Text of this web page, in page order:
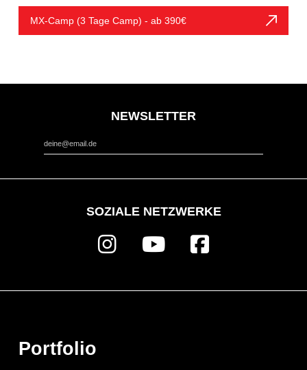
MX-Camp (3 Tage Camp) - ab 390€
NEWSLETTER
SOZIALE NETZWERKE
Portfolio